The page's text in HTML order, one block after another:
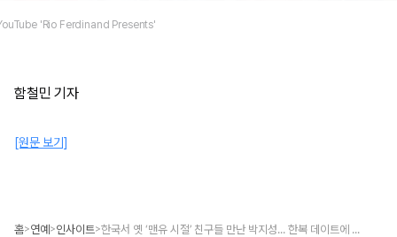
'Rio Ferdinand Presents'
함철민 기자
[원문 보기]
홈>연예 >인사이트> 한국서 옛 ‘맨유 시절’ 친구들 만난 박지성... 한복 데이트에 이어 밥까지 쐈다 (영상)